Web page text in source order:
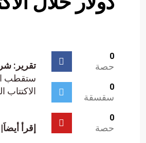
0
حصة
0
سقسقة
0
حصة
تقرير: شركة تعدين
الاكتتاب
إقرأ أيضاَ|